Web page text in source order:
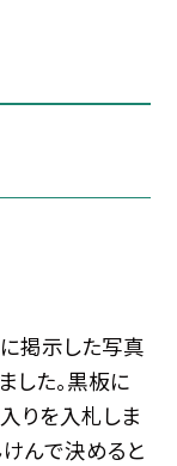
掲示した写真
した。黒板に
りを入札しま
んで決めると